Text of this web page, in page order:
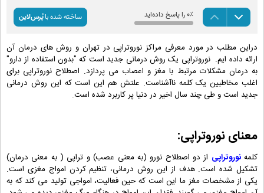
دراین مطلب در مورد معرفی مراکز نوروتراپی در تهران و روش های درمان آن
ارائه داده ایم.نوروتراپی یک روش درمانی جدید است که "بدون استفاده از دارو"
به درمان مشکلات مرتبط با مغز و اعصاب می پردازد. اصطلاح نوروتراپی برای
اغلب مخاطبین یک کلمه ناآشناست. علتش هم این است که این روش درمانی
جدید است و طی چند سال اخیر در دنیا پر کاربرد شده است.
معنای نوروتراپی:
کلمهنوروتراپی از دو اصطلاح نورو (به معنی عصب) و تراپی ( به معنی درمان)
تشکیل شده است. هدف از این روش درمانی، تنظیم کردن امواج مغزی است.
یکی از مشخصات مغز ما این است که حین فعالیت، امواجی تولید می کند که به